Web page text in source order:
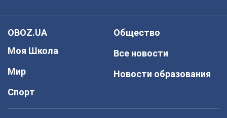
OBOZ.UA
Моя Школа
Мир
Спорт
Общество
Все новости
Новости образования